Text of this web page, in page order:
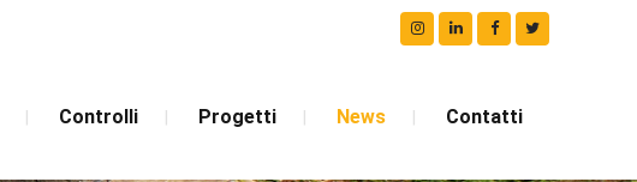
Controlli Progetti News Contatti